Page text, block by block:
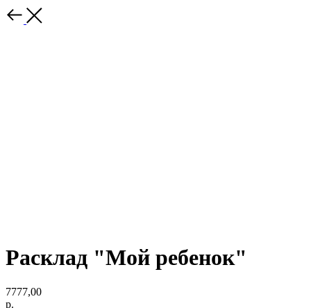
Расклад "Мой ребенок"
7777,00
р.